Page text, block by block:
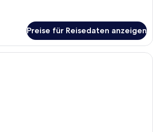
Preise für Reisedaten anzeigen
Ein modernes Badezimmer mit